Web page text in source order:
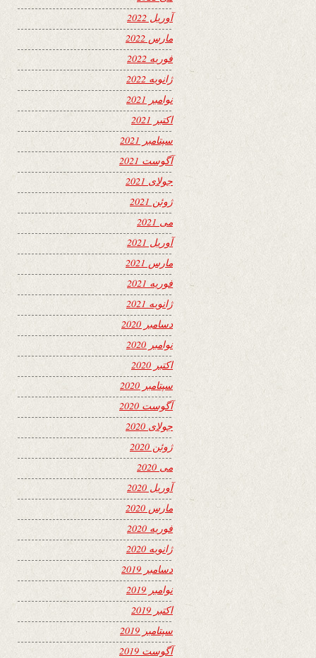
آوریل 2022
مارس 2022
فوریه 2022
ژانویه 2022
نوامبر 2021
اکتبر 2021
سپتامبر 2021
آگوست 2021
جولای 2021
ژوئن 2021
می 2021
آوریل 2021
مارس 2021
فوریه 2021
ژانویه 2021
دسامبر 2020
نوامبر 2020
اکتبر 2020
سپتامبر 2020
آگوست 2020
جولای 2020
ژوئن 2020
می 2020
آوریل 2020
مارس 2020
فوریه 2020
ژانویه 2020
دسامبر 2019
نوامبر 2019
اکتبر 2019
سپتامبر 2019
آگوست 2019